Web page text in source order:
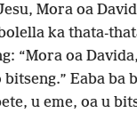
Mora oa
ka thata-
“Mora oa
Eaba ba
u eme, oa u